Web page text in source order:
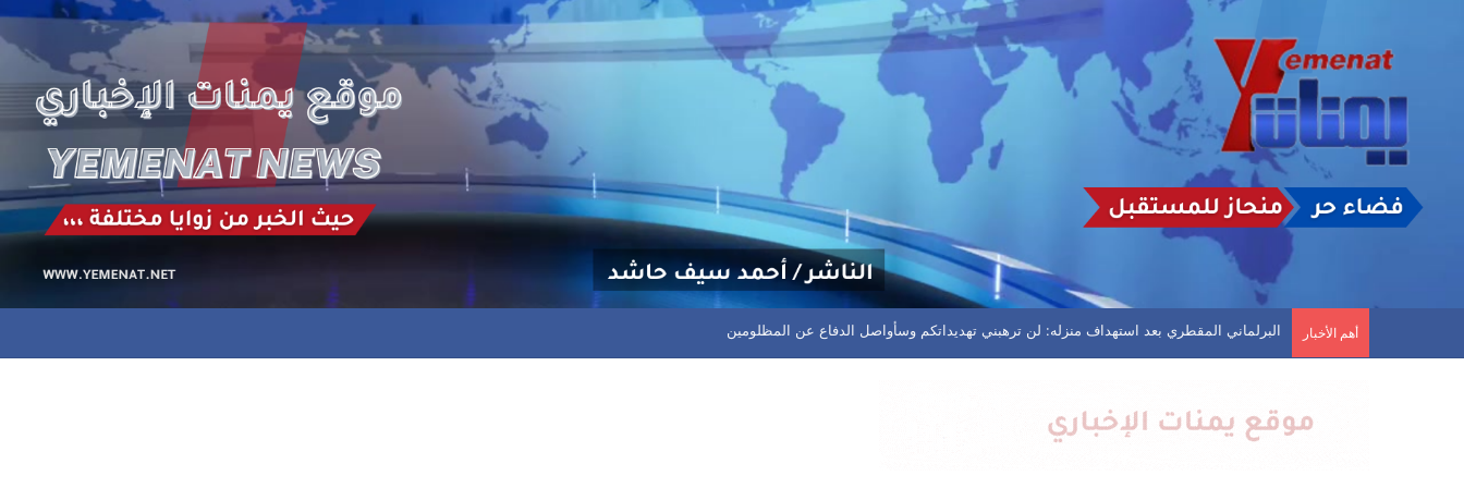
أهم الأخبار انفجارات عنيفة في مأرب وأعمدة دخان تتصاعد